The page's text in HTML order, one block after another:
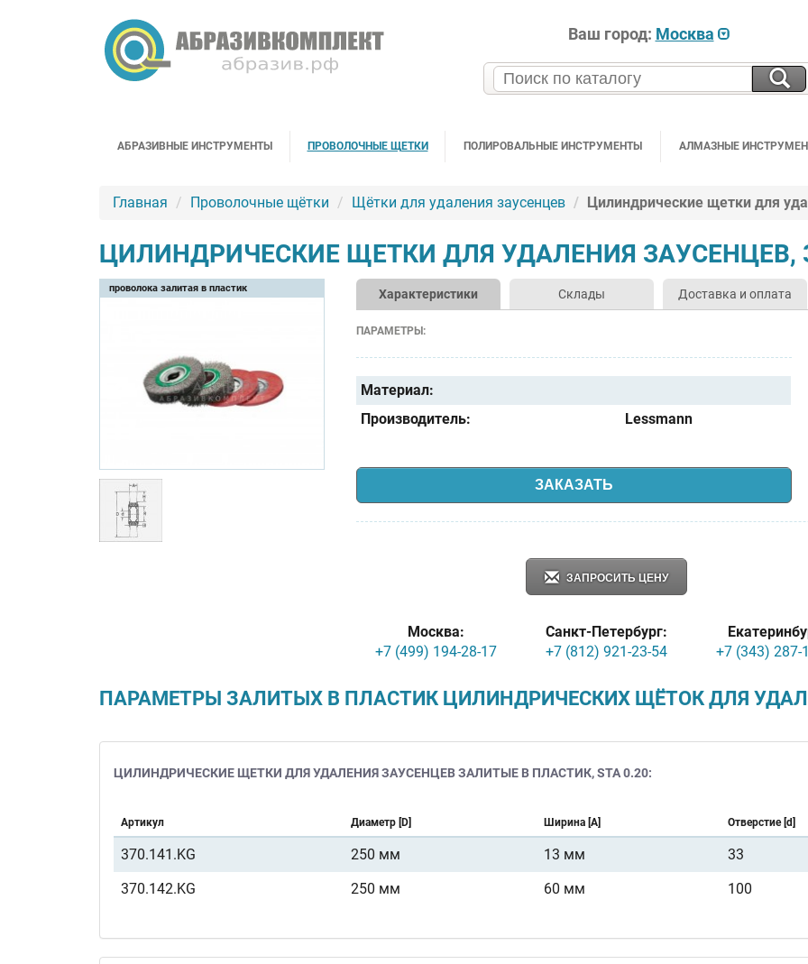
Ваш город: Москва
АБРАЗИВНЫЕ ИНСТРУМЕНТЫ ПРОВОЛОЧНЫЕ ЩЕТКИ ПОЛИРОВАЛЬНЫЕ ИНСТРУМЕНТЫ АЛМАЗНЫЕ
Главная Проволочные щётки Щётки для удаления заусенцев Цилиндрические щетки для
ЦИЛИНДРИЧЕСКИЕ ЩЕТКИ ДЛЯ УДАЛЕНИЯ ЗАУСЕНЦЕВ,
проволока залитая в пластик Характеристики Склады Доставка и оплата
ПАРАМЕТРЫ:
Материал:
Производитель:
Lessmann
ЗАКАЗАТЬ
ЗАПРОСИТЬ ЦЕНУ
Москва:
+7 (499) 194-28-17
Санкт-Петербург:
+7 (812) 921-23-54
+7 (343) 287-
ПАРАМЕТРЫ ЗАЛИТЫХ В ПЛАСТИК ЦИЛИНДРИЧЕСКИХ ЩЁТОК ДЛЯ
ЦИЛИНДРИЧЕСКИЕ ЩЕТКИ ДЛЯ УДАЛЕНИЯ ЗАУСЕНЦЕВ ЗАЛИТЫЕ В ПЛАСТИК, STA 0.20:
Артикул Диаметр [D] Ширина [A] Отверстие [d]
370.141.KG 250 мм 13 мм 33
370.142.KG
250 мм 60 мм 100